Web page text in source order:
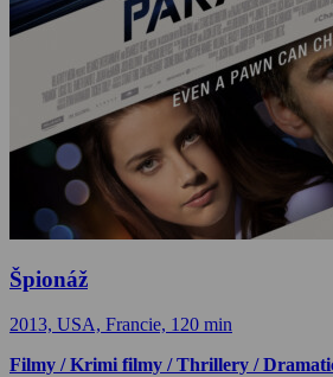
Špionáž
2013, USA, Francie, 120 min
Filmy / Krimi filmy / Thrillery /